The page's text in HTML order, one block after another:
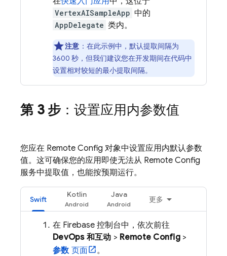
VertexAISampleApp 中的
AppDelegate 类内。
注意 ：在此示例中，默认提取间隔为
3600 秒，但我们建议您在开发期间在代码中
设置相对较短的最小提取间隔。
第 3 步 ：设置应用内参数值
您应在 Remote Config 对象中设置应用内默认参数
值。这可确保您的应用即使无法从 Remote Config
服务中提取值，也能按预期运行。
Swift
Kotlin Java
更多
在 Firebase 控制台中，依次前往
DevOps 和互动 > Remote Config>
参数页面
。